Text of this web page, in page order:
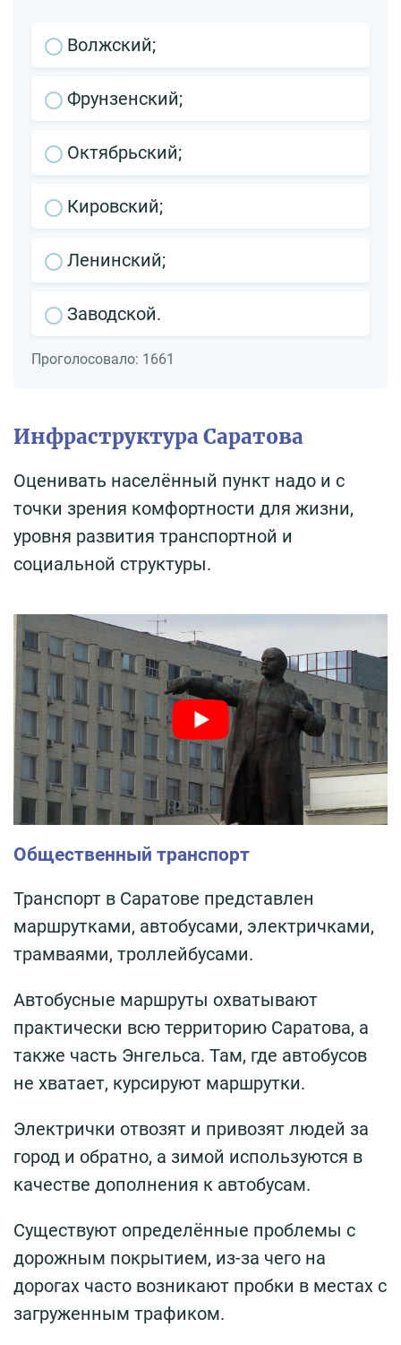
Волжский;
Фрунзенский;
Октябрьский;
Кировский;
Ленинский;
Заводской.
Проголосовало: 1661
Инфраструктура Саратова
Оценивать населённый пункт надо и с
точки зрения комфортности для жизни,
уровня развития транспортной и
социальной структуры.
Общественный транспорт
Транспорт в Саратове представлен
маршрутками, автобусами, электричками,
трамваями, троллейбусами.
Автобусные маршруты охватывают
практически всю территорию Саратова, а
также часть Энгельса. Там, где автобусов
не хватает, курсируют маршрутки.
Электрички отвозят и привозят людей за
город и обратно, а зимой используются в
качестве дополнения к автобусам.
Существуют определённые проблемы с
дорожным покрытием, из-за чего на
дорогах часто возникают пробки в местах с
загруженным трафиком.